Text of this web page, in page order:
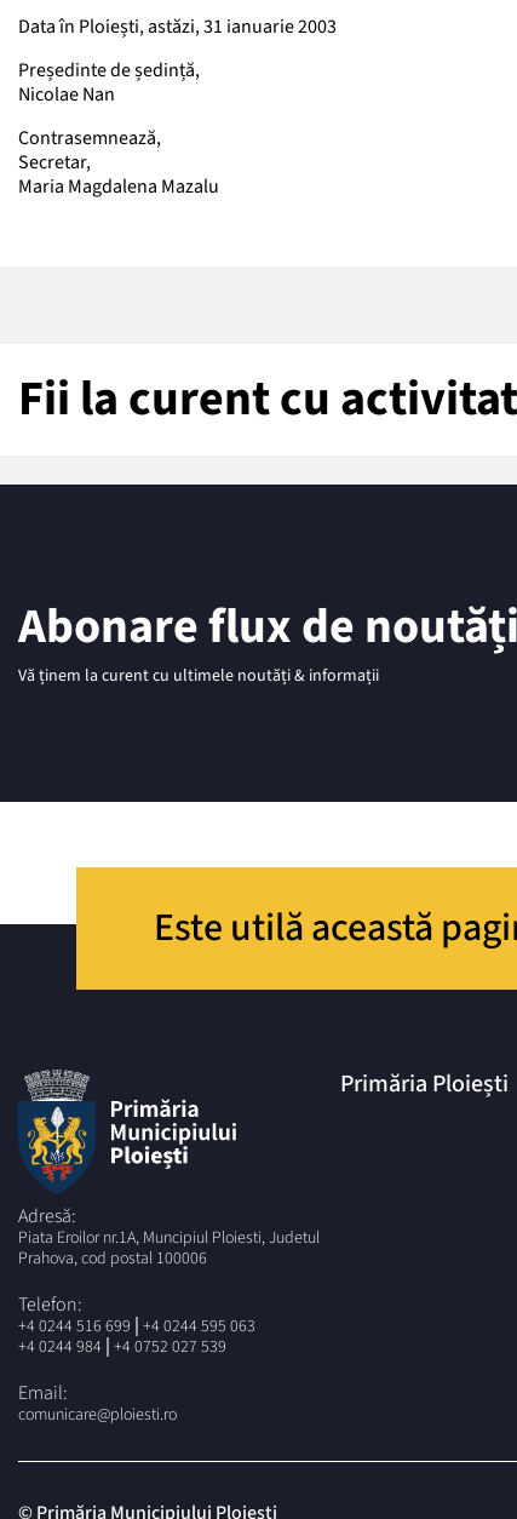
Data în Ploiești, astăzi, 31 ianuarie 2003
Președinte de ședință,
Nicolae Nan
Contrasemnează,
Secretar,
Maria Magdalena Mazalu
Fii la curent cu
Abonare flux de noutăți
Vă ținem la curent cu ultimele noutăți & informații
Este utilă această
Adresă:
Piata Eroilor nr.1A, Muncipiul Ploiesti, Judetul
Prahova, cod postal 100006
Telefon:
+4 0244 516 699 | +4 0244 595 063
+4 0244 984 | +4 0752 027 539
Email:
comunicare@ploiesti.ro
Primăria Ploiești
© Primăria Municipiului Ploiesti